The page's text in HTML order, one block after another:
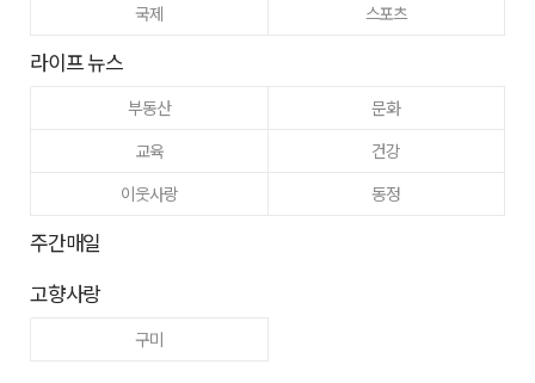
국제
스포츠
라이프 뉴스
부동산
문화
교육
건강
이웃사랑
동정
주간매일
고향사랑
구미